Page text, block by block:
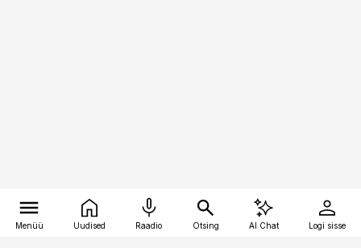
Menüü Uudised Raadio Otsing AI Chat Logi sisse